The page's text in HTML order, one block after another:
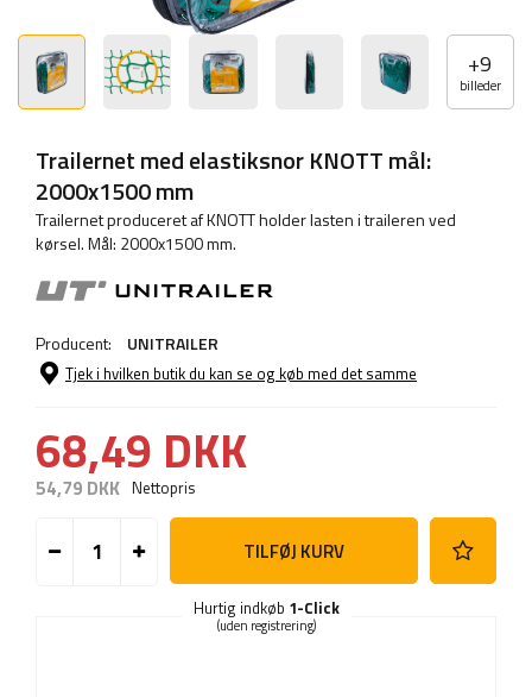
+9
billeder
Trailernet med elastiksnor KNOTT mål:
2000x1500 mm
Trailernet produceret af KNOTT holder lasten i traileren ved
kørsel. Mål: 2000x1500 mm.
Producent: UNITRAILER
Tjek i hvilken butik du kan se og køb med det samme
68,49 DKK
54,79 DKK Nettopris
TILFØJ KURV
Hurtig indkøb 1-Click
(uden registrering)